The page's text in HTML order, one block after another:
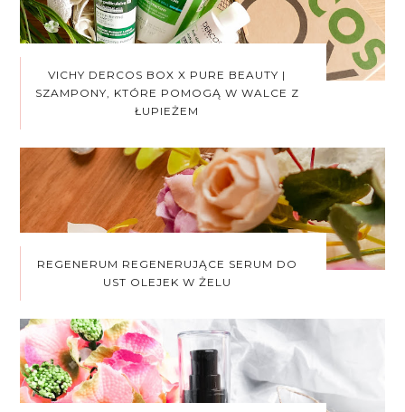
VICHY DERCOS BOX X PURE BEAUTY |
SZAMPONY, KTÓRE POMOGĄ W WALCE Z
ŁUPIEŻEM
REGENERUM REGENERUJĄCE SERUM DO
UST OLEJEK W ŻELU